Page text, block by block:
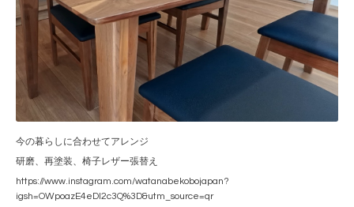
今の暮らしに合わせてアレンジ
研磨、再塗装、椅子レザー張替え
https://www.instagram.com/watanabekobojapan?
igsh=OWpoazE4eDI2c3Q%3D&utm_source=qr